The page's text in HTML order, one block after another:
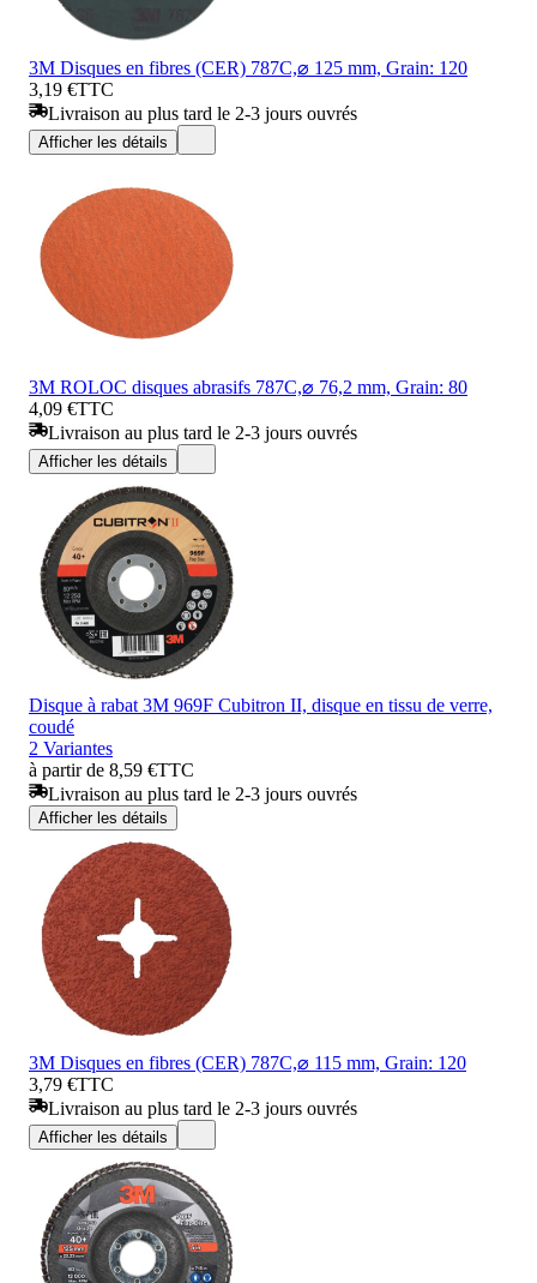
3M Disques en fibres (CER) 787C,⌀ 125 mm, Grain: 120
3,19 €TTC
Livraison au plus tard le 2-3 jours ouvrés
Afficher les détails
3M ROLOC disques abrasifs 787C,⌀ 76,2 mm, Grain: 80
4,09 €TTC
Livraison au plus tard le 2-3 jours ouvrés
Afficher les détails
Disque à rabat 3M 969F Cubitron II, disque en tissu de verre,
coudé
2 Variantes
à partir de 8,59 €TTC
Livraison au plus tard le 2-3 jours ouvrés
Afficher les détails
3M Disques en fibres (CER) 787C,⌀ 115 mm, Grain: 120
3,79 €TTC
Livraison au plus tard le 2-3 jours ouvrés
Afficher les détails